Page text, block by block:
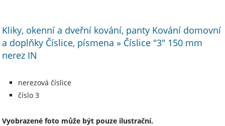
Kliky, okenní a dveřní kování, panty Kování domovní
a doplňky Číslice, písmena » Číslice "3" 150 mm
nerez IN
nerezová číslice
číslo 3
Vyobrazené foto může být pouze ilustrační.